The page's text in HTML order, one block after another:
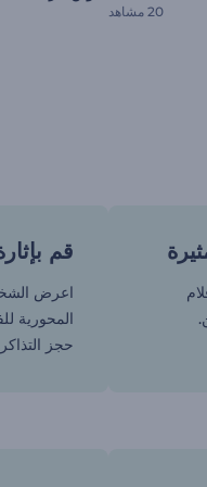
20 مشاهد
قم
اعرض
المحورية
حجز